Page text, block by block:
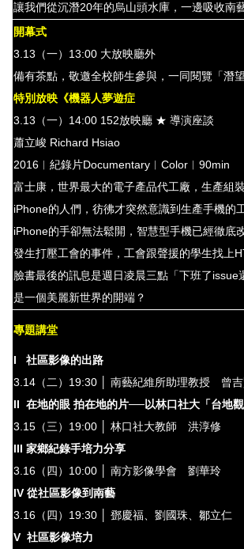
讓我們從沉潛20年的烏山頭水庫， 一邊吸收南
開幕式
3.13（一）13:00 大放映廳外
備有茶點，敬邀全校師生參與，一同閱覽「潛
特別放映《機器人夢遊症
3.13（一）14:00 152放映廳 ★ 導演座談
蕭立峻 Richard Hsiao
2016 ︱紀錄片Documentary ︱ Color ︱ 90min
富士康，世界最大的電子產品代工廠，生產組
iPhone的人們，彷彿才突然意識到生產手機的
iPhone的手卻無法鬆開，智慧型手機已經徹底
發生打壓工會的事件，工會跟聲援的學生找上
臉書最後的訊息是週日凌晨三點「下班了issue
是一個美麗新世界的開端？
專題講堂
I 社區影像的出路
3.14 （二） 19:30
│ 南藝紀維所助理教授 曾
II 在地的眼 拍在地的片──以林口社大「台地
3.15 （三） 19:00 林口社大教師 洪淳修
III 家鄉紀錄手培力分享
3.16 （四） 10:00 南方影像學會 劉華玲
IV 從社區影像到南藝
3.16 （四） 19:30
鄧慶福、劉國珠、鄒立仁
V 社區影像培力